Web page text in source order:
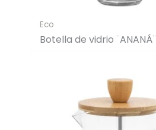
Eco
Botella de vidrio ¨ANANÁ¨